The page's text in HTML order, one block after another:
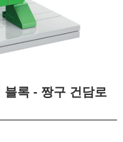
록 - 짱구 건담로